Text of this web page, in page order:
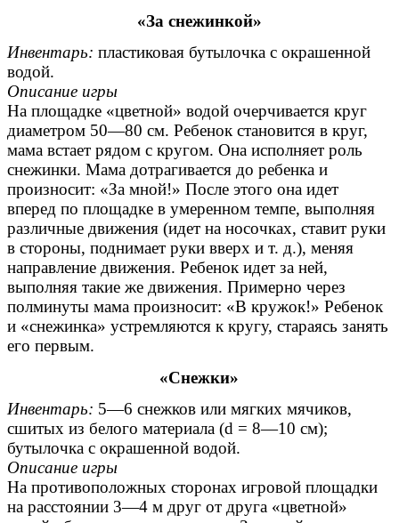
«За снежинкой»
Инвентарь: пластиковая бутылочка с окрашенной
водой.
Описание игры
На площадке «цветной» водой очерчивается круг
диаметром 50—80 см. Ребенок становится в круг,
мама встает рядом с кругом. Она исполняет роль
снежинки. Мама дотрагивается до ребенка и
произносит: «За мной!» После этого она идет
вперед по площадке в умеренном темпе, выполняя
различные движения (идет на носочках, ставит руки
в стороны, поднимает руки вверх и т. д.), меняя
направление движения. Ребенок идет за ней,
выполняя такие же движения. Примерно через
полминуты мама произносит: «В кружок!» Ребенок
и «снежинка» устремляются к кругу, стараясь занять
его первым.
«Снежки»
Инвентарь: 5—6 снежков или мягких мячиков,
сшитых из белого материала (d = 8—10 см);
бутылочка с окрашенной водой.
Описание игры
На противоположных сторонах игровой площадки
на расстоянии 3—4 м друг от друга «цветной»